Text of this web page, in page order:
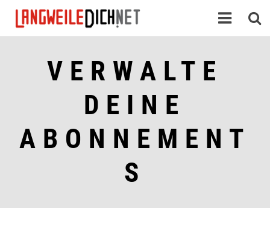
VERWALTE
DEINE
ABONNEMENT
S